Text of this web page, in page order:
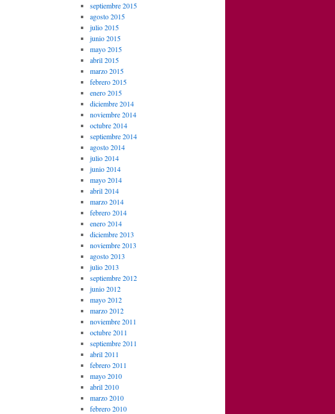
septiembre 2015
agosto 2015
julio 2015
junio 2015
mayo 2015
abril 2015
marzo 2015
febrero 2015
enero 2015
diciembre 2014
noviembre 2014
octubre 2014
septiembre 2014
agosto 2014
julio 2014
junio 2014
mayo 2014
abril 2014
marzo 2014
febrero 2014
enero 2014
diciembre 2013
noviembre 2013
agosto 2013
julio 2013
septiembre 2012
junio 2012
mayo 2012
marzo 2012
noviembre 2011
octubre 2011
septiembre 2011
abril 2011
febrero 2011
mayo 2010
abril 2010
marzo 2010
febrero 2010